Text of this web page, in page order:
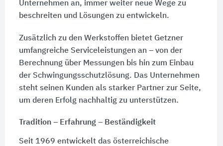
Unternehmen an, immer weiter neue Wege zu
beschreiten und Lösungen zu entwickeln.
Zusätzlich zu den Werkstoffen bietet Getzner
umfangreiche Serviceleistungen an – von der
Berechnung über Messungen bis hin zum Einbau
der Schwingungsschutzlösung. Das Unternehmen
steht seinen Kunden als starker Partner zur Seite,
um deren Erfolg nachhaltig zu unterstützen.
Tradition – Erfahrung – Beständigkeit
Seit 1969 entwickelt das österreichische